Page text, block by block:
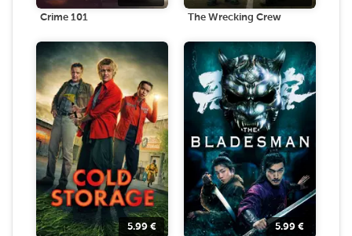
Crime 101 The Wrecking Crew
5.99 € 5.99 €